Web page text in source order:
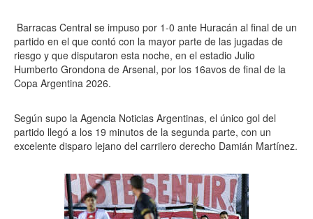
Barracas Central se impuso por 1-0 ante Huracán al final de un
partido en el que contó con la mayor parte de las jugadas de
riesgo y que disputaron esta noche, en el estadio Julio
Humberto Grondona de Arsenal, por los 16avos de final de la
Copa Argentina 2026.
Según supo la Agencia Noticias Argentinas, el único gol del
partido llegó a los 19 minutos de la segunda parte, con un
excelente disparo lejano del carrilero derecho Damián Martínez.